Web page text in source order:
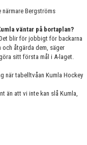
närmare Bergströms
väntar på bortaplan?
blir för jobbigt för backarna
och åtgärda dem, säger
sitt första mål i A-laget.
när tabelltvåan Kumla Hockey
än att vi inte kan slå Kumla,